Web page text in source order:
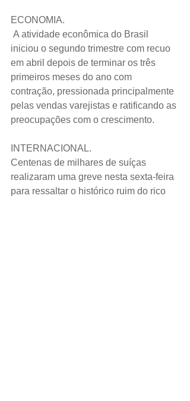
ECONOMIA.
iniciou o segundo trimestre com recuo
em abril depois de terminar os três
primeiros meses do ano com
contração, pressionada principalmente
pelas vendas varejistas e ratificando as
preocupações com o crescimento.
INTERNACIONAL.
Centenas de milhares de suíças
realizaram uma greve nesta sexta-feira
para ressaltar o histórico ruim do rico